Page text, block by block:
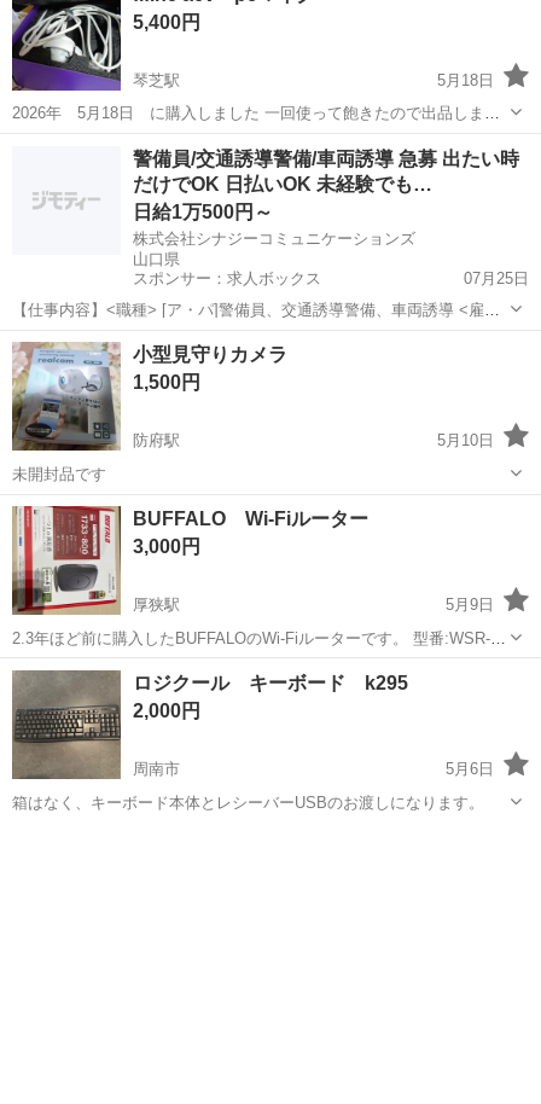
5,400円
琴芝駅
5月18日
2026年 5月18日 に購入しました 一回使って飽きたので出品します
初期不良なしで状態は完璧です
宇部市 琴芝駅 周辺機器 状態
警備員/交通誘導警備/車両誘導 急募 出たい時
だけでOK 日払いOK 未経験でも…
日給1万500円～
株式会社シナジーコミュニケーションズ
山口県
スポンサー：求人ボックス
07月25日
【仕事内容】<職種> [ア・パ]警備員、交通誘導警備、車両誘導 <雇用
形態> アルバイト・パート <給与> [ア・パ]日給10,500円～ 交通費:一
部支給 会社規定あり(上限月2万円まで) <日給> 車をお持ちの方
10,500...
アルバイト・パート
小型見守りカメラ
1,500円
防府駅
5月10日
未開封品です
山口 防府市 小型
BUFFALO Wi-Fiルーター
3,000円
厚狭駅
5月9日
2.3年ほど前に購入したBUFFALOのWi-Fiルーターです。 型番:WSR-
2533DHP3-BK 定価:7500円
山口 山陽小野田市 厚狭駅 周辺機器
ロジクール キーボード k295
2,000円
周南市
5月6日
箱はなく、キーボード本体とレシーバーUSBのお渡しになります。